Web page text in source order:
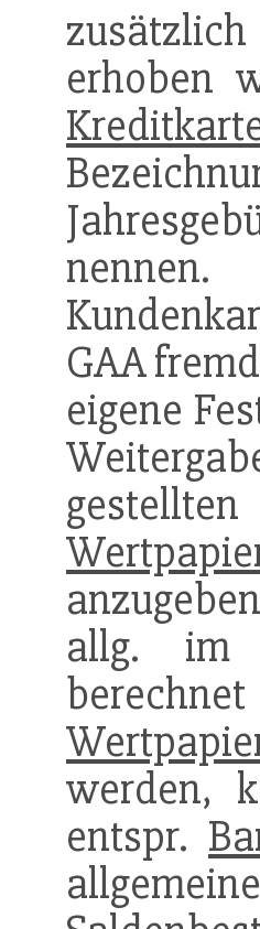
erhoben
GAA
eigene
gestellten
allg. im
werden,
entspr.